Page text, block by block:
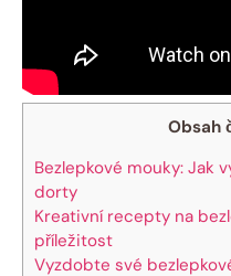
Obsah
Bezlepkové mouky: Jak
dorty
Kreativní recepty na
příležitost
Vyzdobte své